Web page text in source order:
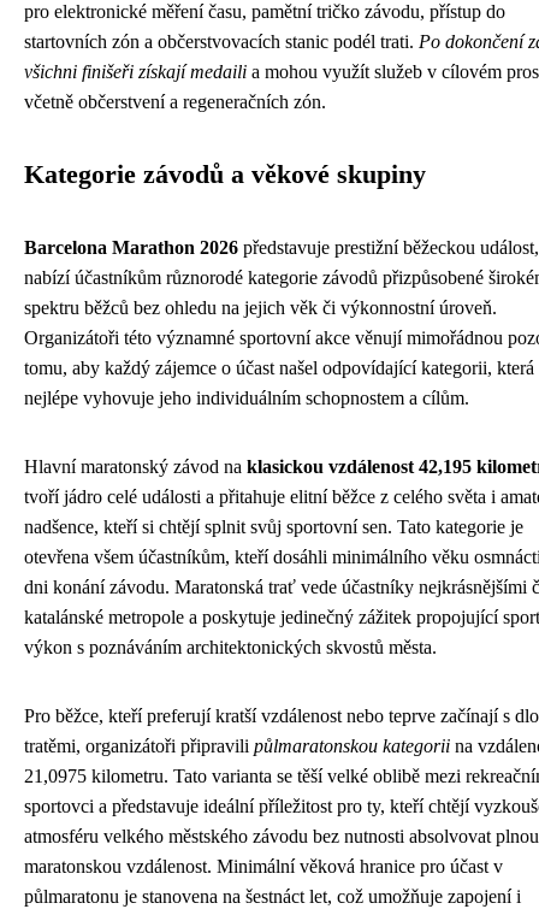
pro elektronické měření času, pamětní tričko závodu, přístup do
startovních zón a občerstvovacích stanic podél trati. Po dokončení
všichni finišeři získají medaili a mohou využít služeb v cílovém
včetně občerstvení a regeneračních zón.
Kategorie závodů a věkové skupiny
Barcelona Marathon 2026 představuje prestižní běžeckou
nabízí účastníkům různorodé kategorie závodů přizpůsobené
spektru běžců bez ohledu na jejich věk či výkonnostní úroveň.
Organizátoři této významné sportovní akce věnují mimořádnou
tomu, aby každý zájemce o účast našel odpovídající kategorii, která
nejlépe vyhovuje jeho individuálním schopnostem a cílům.
Hlavní maratonský závod na klasickou vzdálenost 42,195
tvoří jádro celé události a přitahuje elitní běžce z celého světa i
nadšence, kteří si chtějí splnit svůj sportovní sen. Tato kategorie je
otevřena všem účastníkům, kteří dosáhli minimálního věku
dni konání závodu. Maratonská trať vede účastníky nejkrásnějšími
katalánské metropole a poskytuje jedinečný zážitek propojující
výkon s poznáváním architektonických skvostů města.
Pro běžce, kteří preferují kratší vzdálenost nebo teprve začínají s
tratěmi, organizátoři připravili půlmaratonskou kategorii na
21,0975 kilometru. Tato varianta se těší velké oblibě mezi
sportovci a představuje ideální příležitost pro ty, kteří chtějí
atmosféru velkého městského závodu bez nutnosti absolvovat plnou
maratonskou vzdálenost. Minimální věková hranice pro účast v
půlmaratonu je stanovena na šestnáct let, což umožňuje zapojení i